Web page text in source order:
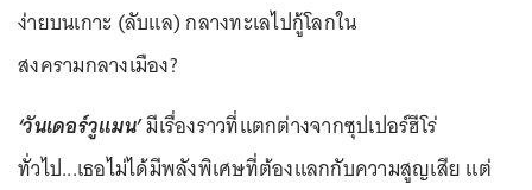
ง่ายบนเกาะ (ลับแล) กลางทะเลไปกู้โลกใน
สงครามกลางเมือง?
‘วันเดอร์วูแมน’มีเรื่องราวที่แตกต่างจากซุปเปอร์ฮีโร่
ทั่วไป...เธอไม่ได้มีพลังพิเศษที่ต้องแลกกับความสูญเสีย แต่